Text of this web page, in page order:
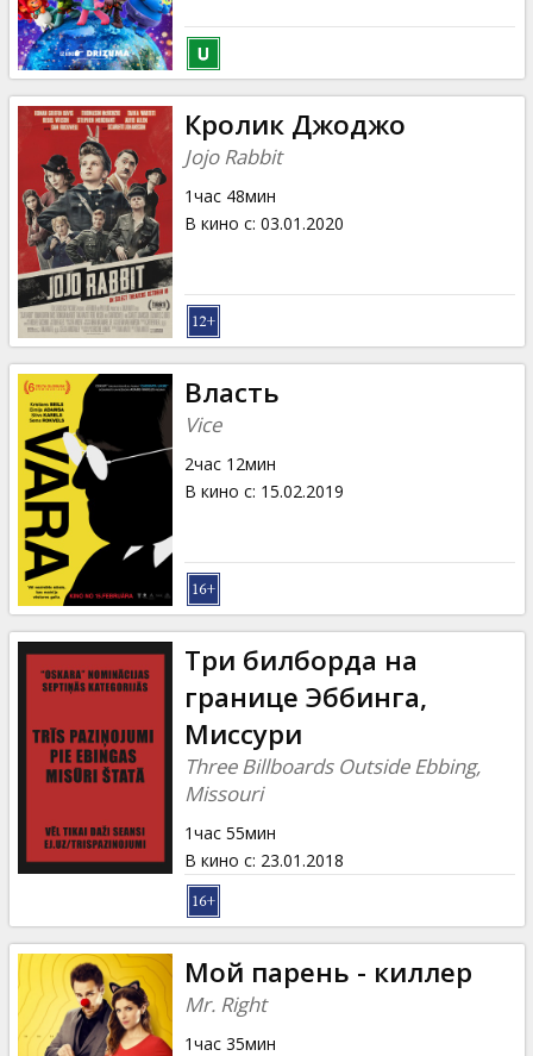
Кролик Джоджо
Jojo Rabbit
1час 48мин
В кино с: 03.01.2020
Власть
Vice
2час 12мин
В кино с: 15.02.2019
Три билборда на
границе Эббинга,
Миссури
Three Billboards Outside Ebbing,
Missouri
1час 55мин
В кино с: 23.01.2018
Мой парень - киллер
Mr. Right
1час 35мин